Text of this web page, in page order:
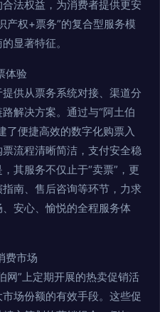
法权益，为消费者提供更安
产权+票务”的复合型服务模
显著特征。
体验
供从票务系统对接、渠道分
解决方案。通过与“阿土伯
了便捷高效的数字化购票入
流程清晰简洁，支付安全稳
其服务不仅止于“卖票”，更
南、售后咨询等环节，力求
安心、愉悦的全程服务体
费市场
网”上定期开展的热卖促销活
场份额的有效手段。这些促